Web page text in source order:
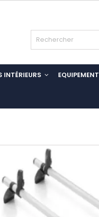
INTÉRIEURS